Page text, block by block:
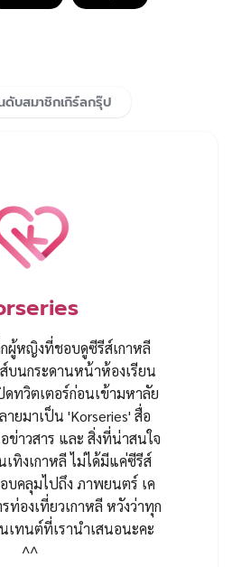
ดับสมาชิกเกิร์ลกรุ๊ป
กผู้หญิงที่ชอบดูซีรีส์เกาหลี
บนกระดานหน้าห้องเรียน
ทวิตเตอร์ก่อนเข้ามหาลัย
ยมาเป็น 'Korseries' สื่อ
ข่าวสาร และ สิ่งที่น่าสนใจ
เทิงเกาหลี ไม่ได้มีแค่ซีรีส์
บคลุมไปถึง ภาพยนตร์ เค
ท่องเที่ยวเกาหลี หวังว่าทุก
ทนต์ที่เรานำเสนอนะคะ
^^